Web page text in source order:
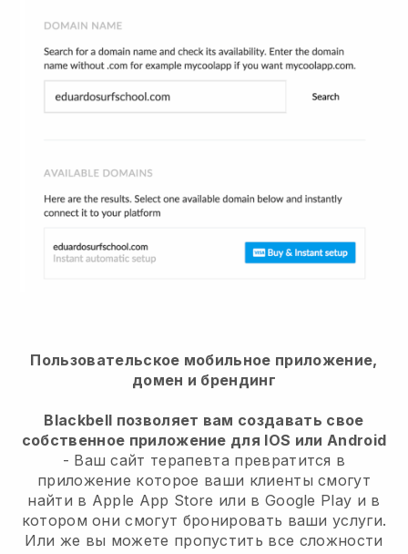
Пользовательское мобильное приложение,
домен и брендинг
Blackbell позволяет вам создавать свое
собственное приложение для IOS или Android
- Ваш сайт терапевта превратится в
приложение которое ваши клиенты смогут
найти в Apple App Store или в Google Play и в
котором они смогут бронировать ваши услуги.
Или же вы можете пропустить все сложности